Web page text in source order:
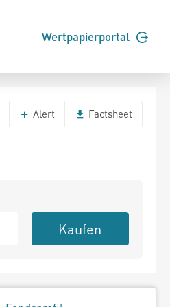
Wertpapierportal
Alert Factsheet
Kaufen